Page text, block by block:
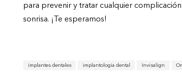
para prevenir y tratar cualquier
sonrisa. ¡Te esperamos!
implantes dentales implantologia dental Invisalign